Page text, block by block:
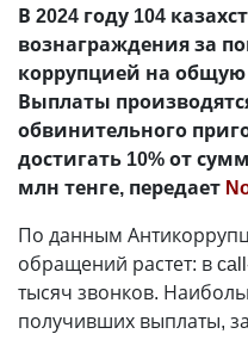
В 2024 году 104
вознаграждения за
коррупцией на общую
Выплаты
обвинительного
достигать 10% от
млн тенге, передает
По данным
обращений растет: в
тысяч звонков.
получивших выплаты,